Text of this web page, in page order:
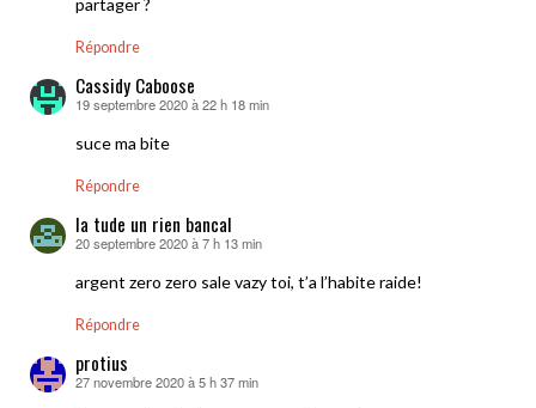
Répondre
Cassidy Caboose
dit :
19 septembre 2020 à 22 h 18 min
suce ma bite
Répondre
la tude un rien bancal
dit :
20 septembre 2020 à 7 h 13 min
argent zero zero sale vazy toi, t’a l’habite raide!
Répondre
protius
dit :
27 novembre 2020 à 5 h 37 min